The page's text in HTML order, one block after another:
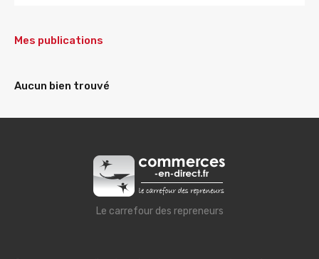
Mes publications
Aucun bien trouvé
Le carrefour des repreneurs